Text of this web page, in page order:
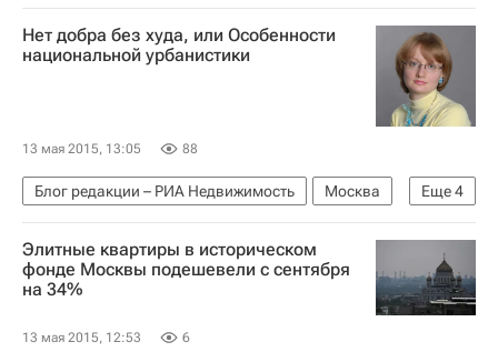
Коммерческая недвижимость
Нет добра без худа, или Особенности
национальной урбанистики
13 мая 2015, 13:05 88
Еще4
Блог редакции – РИА Недвижимость
Москва
Урбанистика
Марина Заблудовская
Городская среда
Россия
Элитные квартиры в историческом
фонде Москвы подешевели с сентября
на 34%
13 мая 2015, 12:53 6